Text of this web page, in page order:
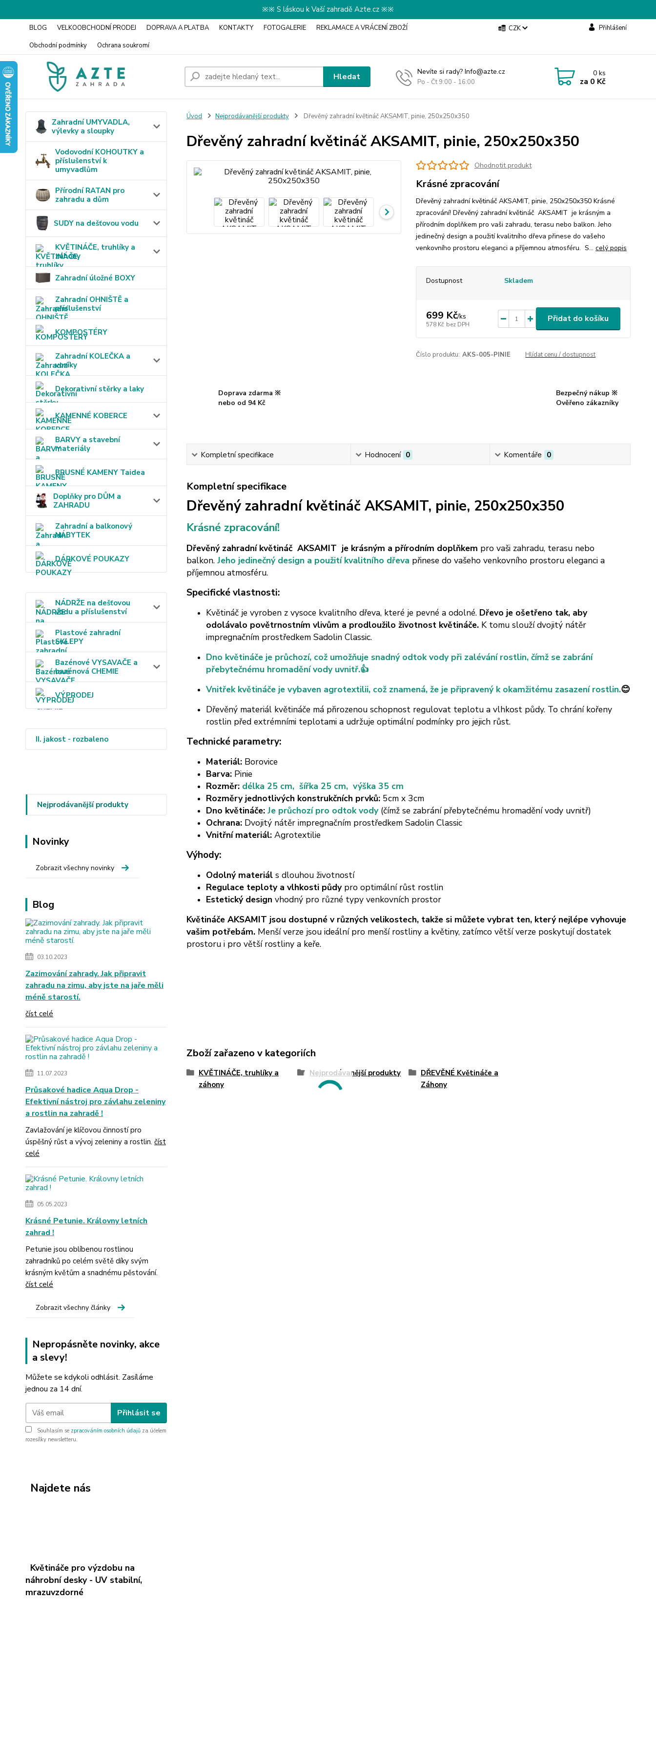
※※ S láskou k Vaší zahradě Azte.cz ※※
BLOG VELKOOBCHODNÍ PRODEJ DOPRAVA A PLATBA KONTAKTY FOTOGALERIE
REKLAMACE A VRÁCENÍ ZBOŽÍ
Obchodní podmínky
Ochrana soukromí
CZK Přihlášení
Hledat Nevíte si rady? Info@azte.cz
Po - Čt 9:00 - 16:00
0ks
za 0 Kč
Zahradní UMYVADLA,
výlevky a sloupky
Vodovodní KOHOUTKY a
příslušenství k
umyvadlům
Přírodní RATAN pro
zahradu a dům
SUDY na dešťovou vodu
KVĚTINÁČE, truhlíky a
záhony
Zahradní úložné BOXY
Zahradní OHNIŠTĚ a
příslušenství
KOMPOSTÉRY
Zahradní KOLEČKA a
vozíky
Dekorativní stěrky a laky
KAMENNÉ KOBERCE
BARVY a stavební
materiály
BRUSNÉ KAMENY Taidea
Doplňky pro DŮM a
ZAHRADU
Zahradní a balkonový
NÁBYTEK
DÁRKOVÉ POUKAZY
NÁDRŽE na dešťovou
vodu a příslušenství
Plastové zahradní
SKLEPY
Bazénové VYSAVAČE a
bazénová CHEMIE
VÝPRODEJ
II. jakost - rozbaleno
Nejprodávanější produkty
Novinky
Zobrazit všechny novinky
Blog
03.10.2023
Zazimování zahrady. Jak připravit
zahradu na zimu, aby jste na jaře měli
méně starostí.
číst celé
11.07.2023
Průsakové hadice Aqua Drop -
Efektivní nástroj pro závlahu zeleniny
a rostlin na zahradě !
Zavlažování je klíčovou činností pro
úspěšný růst a vývoj zeleniny a rostlin. číst
celé
05.05.2023
Krásné Petunie. Královny letních
zahrad !
Petunie jsou oblíbenou rostlinou
zahradníků po celém světě díky svým
krásným květům a snadnému pěstování.
číst celé
Zobrazit všechny články
Nepropásněte novinky, akce
a slevy!
Můžete se kdykoli odhlásit. Zasíláme
jednou za 14 dní.
Přihlásit se
Souhlasím se zpracováním osobních údajů za účelem
rozesílky newsletteru.
Najdete nás
Květináče pro výzdobu na
náhrobní desky - UV stabilní,
mrazuvzdorné
Úvod Nejprodávanější produkty Dřevěný zahradní květináč AKSAMIT, pinie, 250x250x350
Dřevěný zahradní květináč AKSAMIT, pinie, 250x250x350
Ohodnotit produkt
Krásné zpracování
Dřevěný zahradní květináč AKSAMIT, pinie, 250x250x350 Krásné
zpracování! Dřevěný zahradní květináč AKSAMIT je krásným a
přírodním doplňkem pro vaši zahradu, terasu nebo balkon. Jeho
jedinečný design a použití kvalitního dřeva přinese do vašeho
venkovního prostoru eleganci a příjemnou atmosféru. S... celý popis
Dostupnost Skladem
699 Kč/ks
578 Kč bez DPH
Přidat do košíku
Číslo produktu: AKS-005-PINIE Hlídat cenu / dostupnost
Doprava zdarma ※
nebo od 94 Kč
Bezpečný nákup ※
Ověřeno zákazníky
Kompletní specifikace Hodnocení 0 Komentáře 0
Kompletní specifikace
Dřevěný zahradní květináč AKSAMIT, pinie, 250x250x350
Krásné zpracování!
Dřevěný zahradní květináč AKSAMIT je krásným a přírodním doplňkem pro vaši zahradu, terasu nebo
balkon. Jeho jedinečný design a použití kvalitního dřeva přinese do vašeho venkovního prostoru eleganci a
příjemnou atmosféru.
Specifické vlastnosti:
Květináč je vyroben z vysoce kvalitního dřeva, které je pevné a odolné. Dřevo je ošetřeno tak, aby
odolávalo povětrnostním vlivům a prodloužilo životnost květináče. K tomu slouží dvojitý nátěr
impregnačním prostředkem Sadolin Classic.
Dno květináče je průchozí, což umožňuje snadný odtok vody při zalévání rostlin, čímž se zabrání
přebytečnému hromadění vody uvnitř.👍
Vnitřek květináče je vybaven agrotextilii, což znamená, že je připravený k okamžitému zasazení rostlin.😊
Dřevěný materiál květináče má přirozenou schopnost regulovat teplotu a vlhkost půdy. To chrání kořeny
rostlin před extrémními teplotami a udržuje optimální podmínky pro jejich růst.
Technické parametry:
Materiál:Borovice
Barva:Pinie
Rozměr: délka 25 cm, šířka 25 cm, výška 35 cm
Rozměry jednotlivých konstrukčních prvků:5cm x 3cm
Dno květináče: Je průchozí pro odtok vody (čímž se zabrání přebytečnému hromadění vody uvnitř)
Ochrana:Dvojitý nátěr impregnačním prostředkem Sadolin Classic
Vnitřní materiál:Agrotextilie
Výhody:
Odolný materiáls dlouhou životností
Regulace teploty a vlhkosti půdypro optimální růst rostlin
Estetický design vhodný pro různé typy venkovních prostor
Květináče AKSAMIT jsou dostupné v různých velikostech, takže si můžete vybrat ten, který nejlépe vyhovuje
vašim potřebám. Menší verze jsou ideální pro menší rostliny a květiny, zatímco větší verze poskytují dostatek
prostoru i pro větší rostliny a keře.
Zboží zařazeno v kategoriích
KVĚTINÁČE, truhlíky a
záhony
Nejprodávanější produkty
DŘEVĚNÉ Květináče a
Záhony